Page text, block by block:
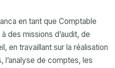
en tant que Comptable
des missions d’audit, de
en travaillant sur la réalisation
l’analyse de comptes, les